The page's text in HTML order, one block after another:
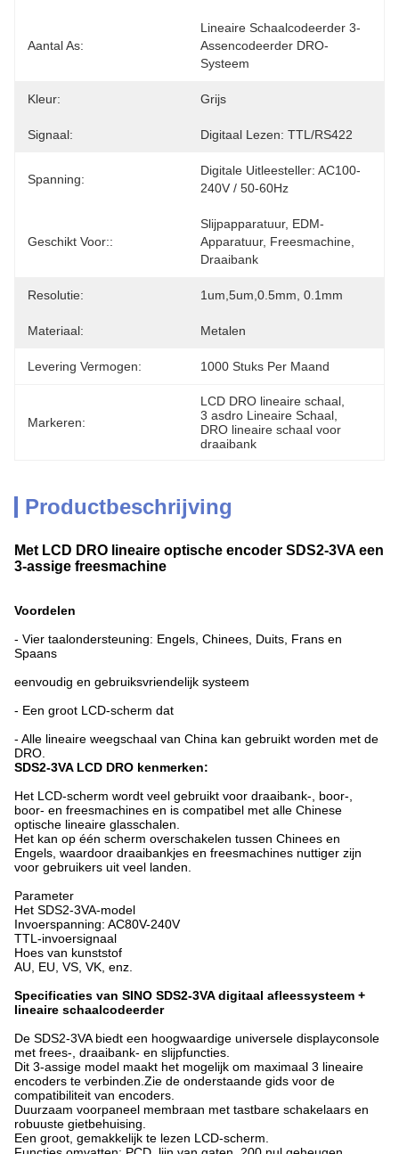
Aantal As:
Lineaire Schaalcodeerder 3-
Assencodeerder DRO-
Systeem
Kleur: Grijs
Signaal: Digitaal Lezen: TTL/RS422
Spanning:
Digitale Uitleesteller: AC100-
240V / 50-60Hz
Geschikt Voor::
Slijpapparatuur, EDM-
Apparatuur, Freesmachine,
Draaibank
Resolutie: 1um,5um,0.5mm, 0.1mm
Materiaal: Metalen
Levering Vermogen: 1000 Stuks Per Maand
Markeren:
LCD DRO lineaire schaal
3 asdro Lineaire Schaal
DRO lineaire schaal voor
draaibank
Productbeschrijving
Met LCD DRO lineaire optische encoder SDS2-3VA een
3-assige freesmachine
Voordelen
- Vier taalondersteuning: Engels, Chinees, Duits, Frans en
Spaans
eenvoudig en gebruiksvriendelijk systeem
- Een groot LCD-scherm dat
- Alle lineaire weegschaal van China kan gebruikt worden met de
DRO.
SDS2-3VA LCD DRO kenmerken:
Het LCD-scherm wordt veel gebruikt voor draaibank-, boor-,
boor- en freesmachines en is compatibel met alle Chinese
optische lineaire glasschalen.
Het kan op één scherm overschakelen tussen Chinees en
Engels, waardoor draaibankjes en freesmachines nuttiger zijn
voor gebruikers uit veel landen.
Parameter
Het SDS2-3VA-model
Invoerspanning: AC80V-240V
TTL-invoersignaal
Hoes van kunststof
AU, EU, VS, VK, enz.
Specificaties van SINO SDS2-3VA digitaal afleessysteem +
lineaire schaalcodeerder
De SDS2-3VA biedt een hoogwaardige universele displayconsole
met frees-, draaibank- en slijpfuncties.
Dit 3-assige model maakt het mogelijk om maximaal 3 lineaire
encoders te verbinden.Zie de onderstaande gids voor de
compatibiliteit van encoders.
Duurzaam voorpaneel membraan met tastbare schakelaars en
robuuste gietbehuising.
Een groot, gemakkelijk te lezen LCD-scherm.